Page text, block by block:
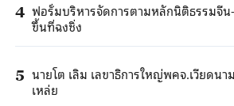
4 ฟอรั่มบริหารจัดการตามหลักนิติธรรมจีน
ขึ้นที่ฉงชิ่ง
5 นายโต เลิม เลขาธิการใหญ่พคจ.เวียดน
เหล่ย